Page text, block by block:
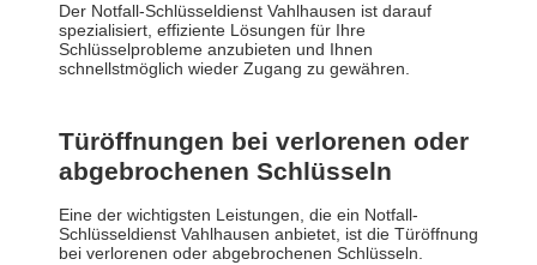
Der Notfall-Schlüsseldienst Vahlhausen ist darauf
spezialisiert, effiziente Lösungen für Ihre
Schlüsselprobleme anzubieten und Ihnen
schnellstmöglich wieder Zugang zu gewähren.
Türöffnungen bei verlorenen oder
abgebrochenen Schlüsseln
Eine der wichtigsten Leistungen, die ein Notfall-
Schlüsseldienst Vahlhausen anbietet, ist die Türöffnung
bei verlorenen oder abgebrochenen Schlüsseln.